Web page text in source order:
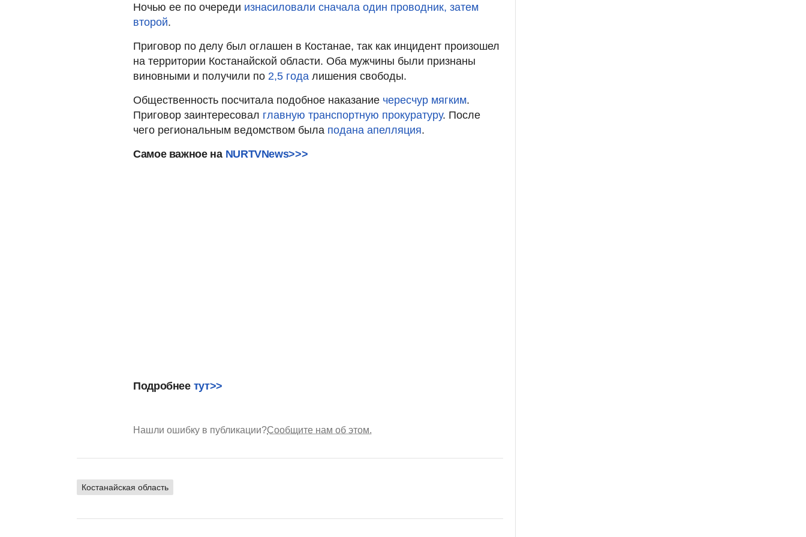
Ночью ее по очереди изнасиловали сначала один проводник, затем
второй.
Приговор по делу был оглашен в Костанае, так как инцидент произошел
на территории Костанайской области. Оба мужчины были признаны
виновными и получили по 2,5 года лишения свободы.
Общественность посчитала подобное наказание чересчур мягким.
Приговор заинтересовал главную транспортную прокуратуру. После
чего региональным ведомством была подана апелляция.
Самое важное на NURTVNews>>>
Подробнее тут>>
Нашли ошибку в публикации?Сообщите нам об этом.
Костанайская область